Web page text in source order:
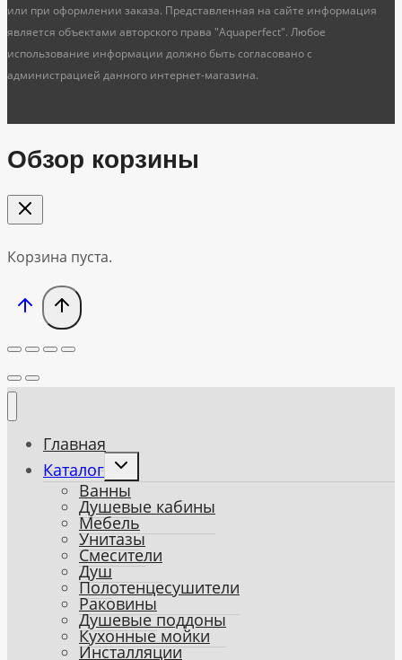
или при оформлении заказа. Представленная на сайте информация
является объектами авторского права "Aquaperfect". Любое
использование информации должно быть согласовано с
администрацией данного интернет-магазина.
Обзор корзины
Корзина пуста.
Главная
Каталог
Toggle
menu
Ванны
Душевые кабины
Мебель
Унитазы
Смесители
Душ
Полотенцесушители
Раковины
Душевые поддоны
Кухонные мойки
Инсталляции